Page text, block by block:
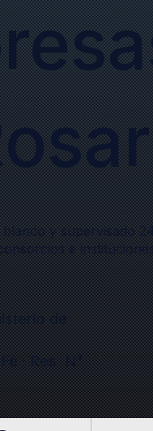
y supervisado
e
de
· Res. N°